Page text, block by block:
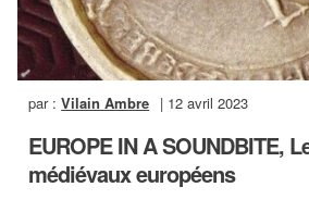
par :Vilain Ambre | 12 avril 2023
EUROPE IN A SOUNDBITE,
médiévaux européens